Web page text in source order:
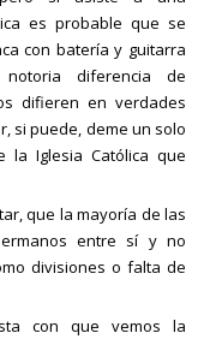
es probable que se
con batería y guitarra
diferencia de
difieren en verdades
si puede, deme un solo
la Iglesia Católica que
que la mayoría de las
entre sí y no
divisiones o falta de
con que vemos la